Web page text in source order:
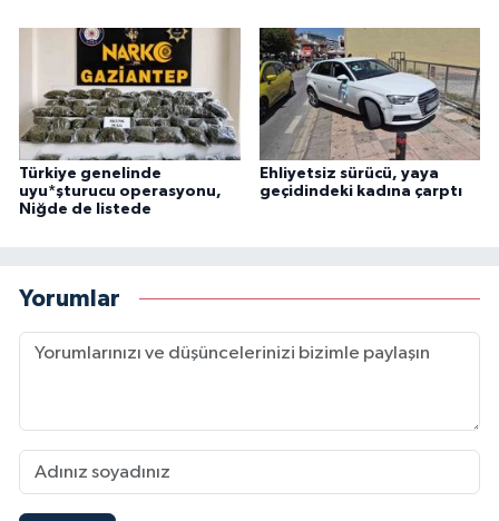
Türkiye genelinde
uyu*şturucu operasyonu,
Niğde de listede
Ehliyetsiz sürücü, yaya
geçidindeki kadına çarptı
Yorumlar